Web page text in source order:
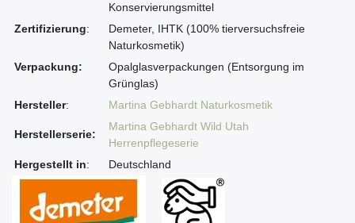
Konservierungsmittel
Zertifizierung:
Demeter, IHTK (100% tierversuchsfreie
Naturkosmetik)
Verpackung:
Opalglasverpackungen (Entsorgung im
Grünglas)
Hersteller: Martina Gebhardt Naturkosmetik
Herstellerserie:
Martina Gebhardt Wild Utah
Herrenpflegeserie
Hergestellt in: Deutschland